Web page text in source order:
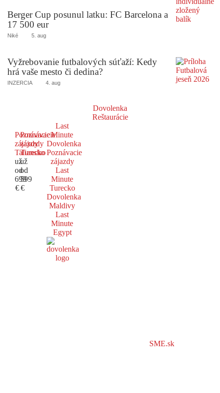
Berger Cup posunul latku: FC Barcelona a
17 500 eur
Niké 5. aug
Vyžrebovanie futbalových súťaží: Kedy
hrá vaše mesto či dedina?
INZERCIA 4. aug
Dovolenka
Reštaurácie
Poznávacie
zájazdy
Taliansko
už
od
699
€
Poznávacie
zájazdy
Turecko
už
od
599
€
Last
Minute
Dovolenka
Poznávacie
zájazdy
Last
Minute
Turecko
Dovolenka
Maldivy
Last
Minute
Egypt
SME.sk